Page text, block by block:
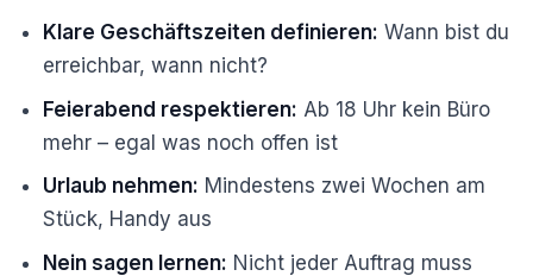
Klare Geschäftszeiten definieren: Wann bist du
erreichbar, wann nicht?
Feierabend respektieren: Ab 18 Uhr kein Büro
mehr – egal was noch offen ist
Urlaub nehmen: Mindestens zwei Wochen am
Stück, Handy aus
Nein sagen lernen: Nicht jeder Auftrag muss